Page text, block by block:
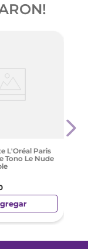
L'Oréal Paris
Tono Le Nude